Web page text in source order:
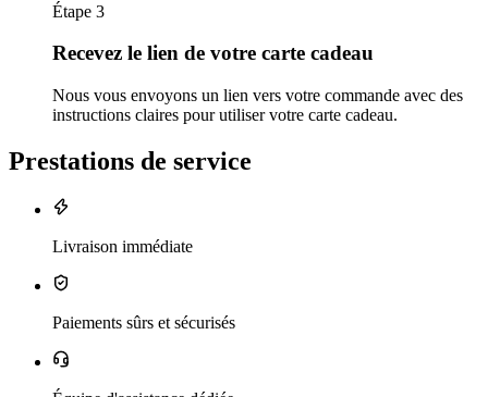
Étape 3
Recevez le lien de votre carte cadeau
Nous vous envoyons un lien vers votre commande avec des
instructions claires pour utiliser votre carte cadeau.
Prestations de service
Livraison immédiate
Paiements sûrs et sécurisés